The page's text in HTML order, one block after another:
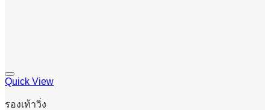
Quick View
รองเท้าวิ่ง